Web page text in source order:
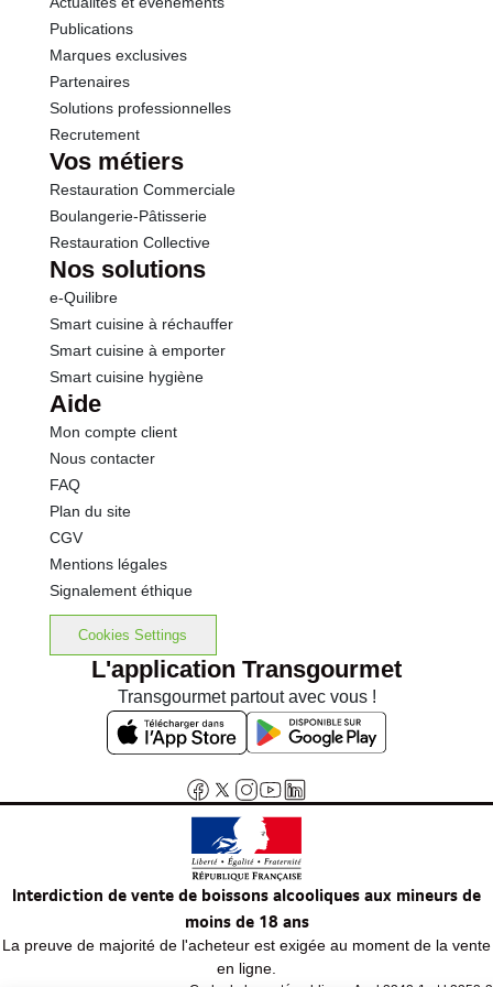
Sel
Publications
Marques exclusives
Partenaires
Solutions professionnelles
Recrutement
Vos métiers
Restauration Commerciale
Boulangerie-Pâtisserie
Restauration Collective
Nos solutions
e-Quilibre
Smart cuisine à réchauffer
Smart cuisine à emporter
Smart cuisine hygiène
Aide
Mon compte client
Nous contacter
FAQ
Plan du site
CGV
Mentions légales
Signalement éthique
Cookies Settings
L'application Transgourmet
Transgourmet partout avec vous !
Interdiction de vente de boissons alcooliques aux mineurs de
moins de 18 ans
La preuve de majorité de l'acheteur est exigée au moment de la vente
en ligne.